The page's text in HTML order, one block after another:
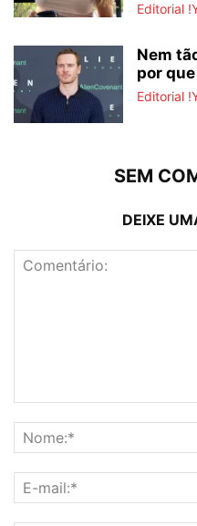
Editorial
Nem
por
Editorial
SEM
DEIXE